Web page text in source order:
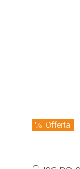
Offerta